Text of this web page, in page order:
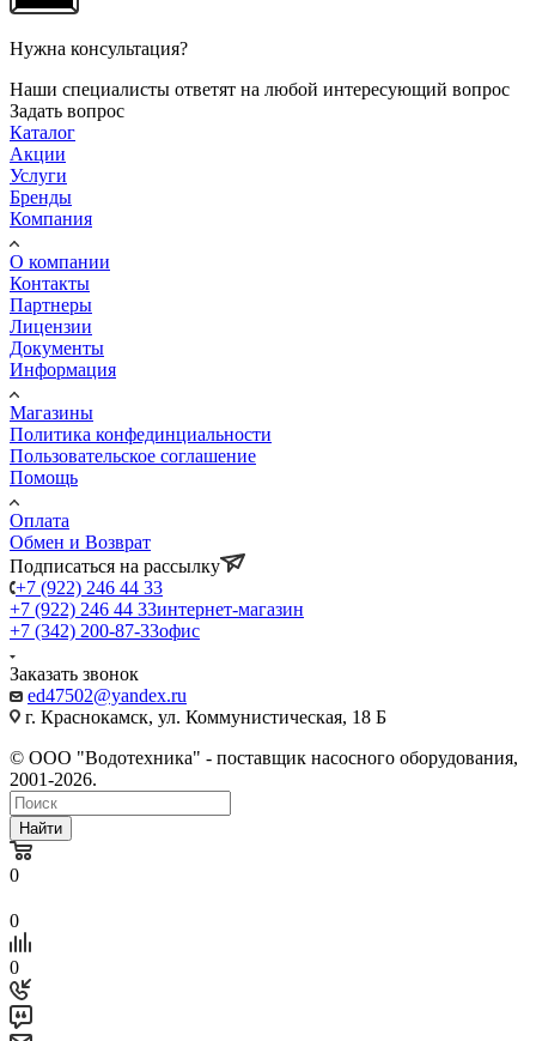
Нужна консультация?
Наши специалисты ответят на любой интересующий вопрос
Задать вопрос
Каталог
Акции
Услуги
Бренды
Компания
О компании
Контакты
Партнеры
Лицензии
Документы
Информация
Магазины
Политика конфединциальности
Пользовательское соглашение
Помощь
Оплата
Обмен и Возврат
Подписаться на рассылку
+7 (922) 246 44 33
+7 (922) 246 44 33интернет-магазин
+7 (342) 200-87-33офис
Заказать звонок
ed47502@yandex.ru
г. Краснокамск, ул. Коммунистическая, 18 Б
© ООО "Водотехника" - поставщик насосного оборудования,
2001-2026.
Найти
0
0
0